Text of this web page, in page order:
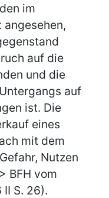
im
auf die
und die
auf
ist. Die
eines
mit dem
Nutzen
BFH vom
S. 26).